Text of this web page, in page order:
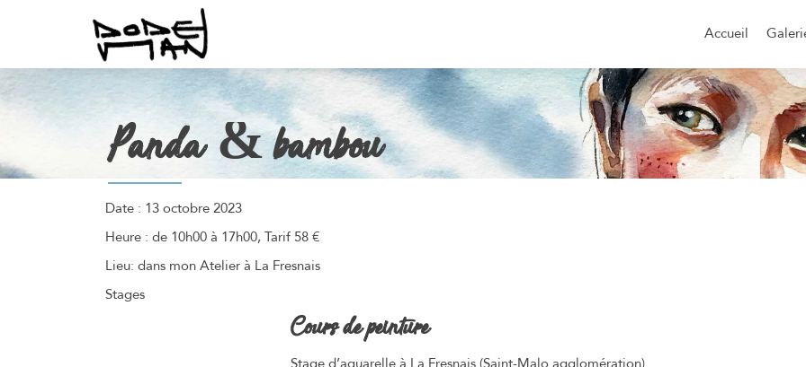
au
principal
Accueil
Panda & bambou
Date : 13 octobre 2023
Heure : de 10h00 à 17h00, Tarif 58 €
Lieu: dans mon Atelier à La Fresnais
Stages
Cours de peinture
Stage d’aquarelle à La Fresnais (Saint-Malo agglomération)